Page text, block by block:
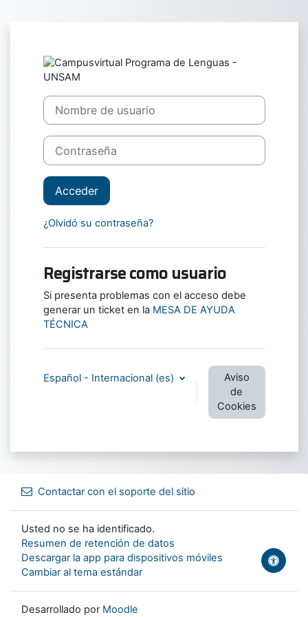
Entrar a
Nombre de usuario
Contraseña
Acceder
¿Olvidó su contraseña?
Registrarse como usuario
Si presenta problemas con el acceso debe
generar un ticket en la MESA DE AYUDA
TÉCNICA
Español - Internacional ‎(es)‎
Aviso
de
Cookies
Contactar con el soporte del sitio
Usted no se ha identificado.
Resumen de retención de datos
Descargar la app para dispositivos móviles
Cambiar al tema estándar
Desarrollado por Moodle